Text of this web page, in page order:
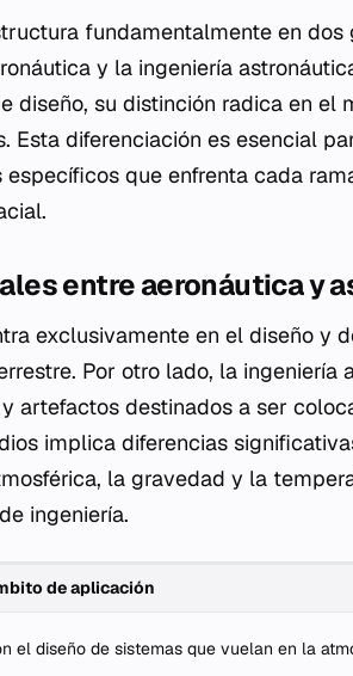
fundamentalmente en
y la ingeniería
diseño, su distinción radica en el
Esta diferenciación es esencial
que enfrenta cada
entre aeronáutica y
exclusivamente en el diseño y
Por otro lado, la ingeniería
artefactos destinados a ser
implica diferencias
la gravedad y la
ingeniería.
de aplicación
el diseño de sistemas que vuelan en la